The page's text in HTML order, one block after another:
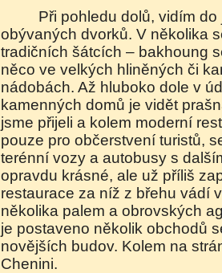
Při pohledu dolů, vidím do jednotlivých prostých
obývaných dvorků. V několika
tradičních šátcích – bakhoung
něco ve velkých hliněných či
nádobách. Až hluboko dole v
kamenných domů je vidět
jsme přijeli a kolem moderní
pouze pro občerstvení turistů,
terénní vozy a autobusy s
opravdu krásné, ale už příliš
restaurace za níž z břehu vádí
několika palem a obrovských
je postaveno několik obchodů
novějších budov. Kolem na
Chenini.